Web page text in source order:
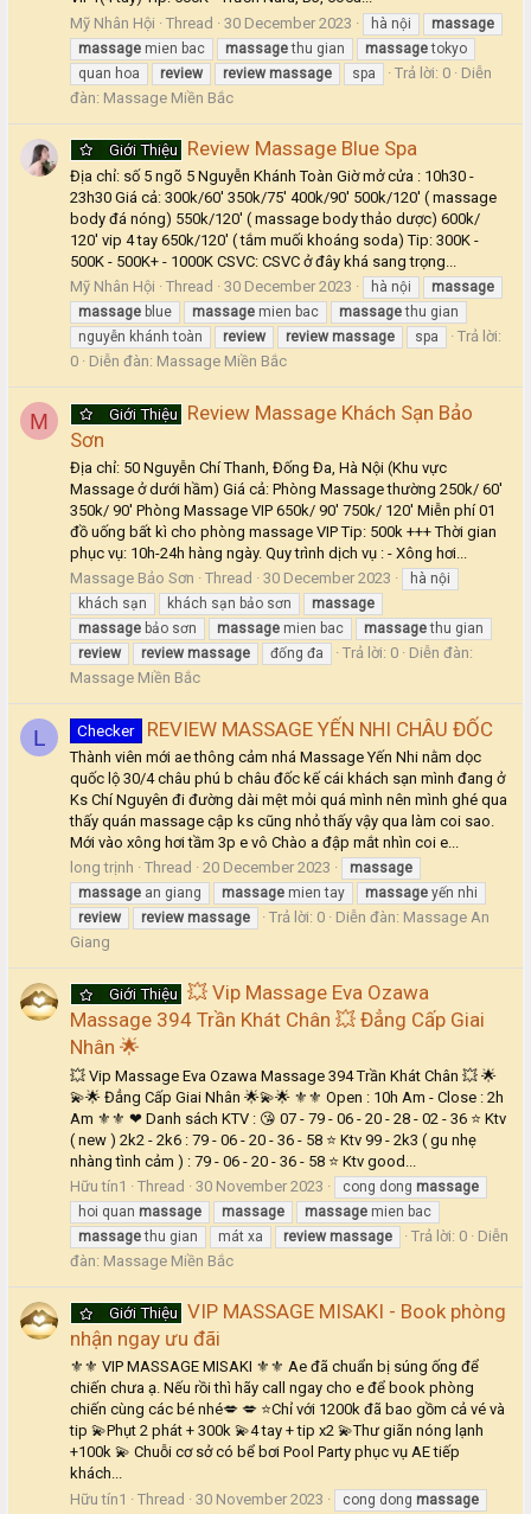
Mỹ Nhân Hội
Thread 30 December 2023 hà nội
massage
massage mien bac massagethu gian massagetokyo
quan hoa
review review massage spa Trả lời: 0
Diễn
đàn: Massage Miền Bắc
Giới Thiệu Review Massage Blue Spa
Địa chỉ: số 5 ngõ 5 Nguyễn Khánh Toàn Giờ mở cửa : 10h30 -
23h30 Giá cả: 300k/60' 350k/75' 400k/90' 500k/120' ( massage
body đá nóng) 550k/120' ( massage body thảo dược) 600k/
120' vip 4 tay 650k/120' ( tắm muối khoáng soda) Tip: 300K -
500K - 500K+ - 1000K CSVC: CSVC ở đây khá sang trọng...
Mỹ Nhân Hội
Thread 30 December 2023 hà nội
massage
massage blue massage mien bac massagethu gian
nguyễn khánh toàn
review review massage spa
Trả lời:
0
Diễn đàn: Massage Miền Bắc
M Giới Thiệu Review Massage Khách Sạn Bảo
Sơn
Địa chỉ: 50 Nguyễn Chí Thanh, Đống Đa, Hà Nội (Khu vực
Massage ở dưới hầm) Giá cả: Phòng Massage thường 250k/ 60'
350k/ 90' Phòng Massage VIP 650k/ 90' 750k/ 120' Miễn phí 01
đồ uống bất kì cho phòng massage VIP Tip: 500k +++ Thời gian
phục vụ: 10h-24h hàng ngày. Quy trình dịch vụ : - Xông hơi...
Massage Bảo Sơn
Thread 30 December 2023
hà nội
khách sạn
khách sạn bảo sơn
massage
massage bảo sơn massage mien bac massagethu gian
review
review massage đống đa Trả lời: 0
Diễn đàn:
Massage Miền Bắc
L Checker REVIEW MASSAGE YẾN NHI CHÂU ĐỐC
Thành viên mới ae thông cảm nhá Massage Yến Nhi nằm dọc
quốc lộ 30/4 châu phú b châu đốc kế cái khách sạn mình đang ở
Ks Chí Nguyên đi đường dài mệt mỏi quá mình nên mình ghé qua
thấy quán massage cập ks cũng nhỏ thấy vậy qua làm coi sao.
Mới vào xông hơi tầm 3p e vô Chào a đập mắt nhìn coi e...
long trịnh
Thread 20 December 2023
massage
massage an giang massage mien tay massage yến nhi
review
review massage Trả lời: 0 Diễn đàn: Massage An
Giang
Giới Thiệu 💥 Vip Massage Eva Ozawa
Massage 394 Trần Khát Chân 💥 Đẳng Cấp Giai
Nhân 🌟
💥 Vip Massage Eva Ozawa Massage 394 Trần Khát Chân 💥 🌟
💫🌟 Đẳng Cấp Giai Nhân 🌟💫🌟 ⚜⚜ Open : 10h Am - Close : 2h
Am ⚜⚜ ❤ Danh sách KTV : 😘 07 - 79 - 06 - 20 - 28 - 02 - 36 ⭐ Ktv
( new ) 2k2 - 2k6 : 79 - 06 - 20 - 36 - 58 ⭐ Ktv 99 - 2k3 ( gu nhẹ
nhàng tình cảm ) : 79 - 06 - 20 - 36 - 58 ⭐ Ktv good...
Hữu tín1
Thread 30 November 2023 cong dong massage
hoi quan massage massage massage mien bac
massagethu gian mát xa review massage Trả lời: 0
Diễn
đàn: Massage Miền Bắc
Giới Thiệu VIP MASSAGE MISAKI - Book phòng
nhận ngay ưu đãi
⚜⚜ VIP MASSAGE MISAKI ⚜⚜ Ae đã chuẩn bị súng ống để
chiến chưa ạ. Nếu rồi thì hãy call ngay cho e để book phòng
chiến cùng các bé nhé💋 💋 ⭐Chỉ với 1200k đã bao gồm cả vé và
tip 💫Phụt 2 phát + 300k 💫4 tay + tip x2 💫Thư giãn nóng lạnh
+100k 💫 Chuỗi cơ sở có bể bơi Pool Party phục vụ AE tiếp
khách...
Hữu tín1
Thread 30 November 2023 cong dong massage